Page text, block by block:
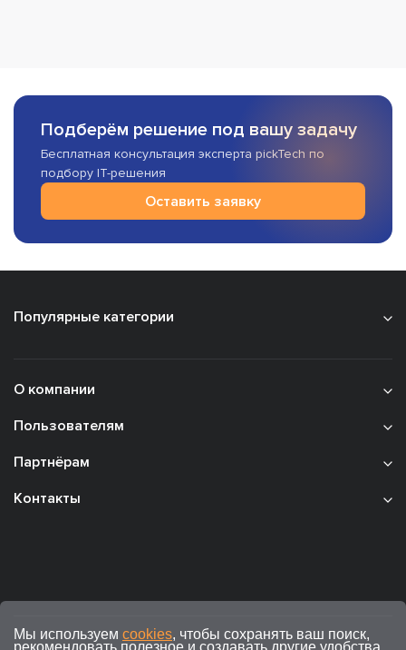
Подберём решение под вашу задачу
Бесплатная консультация эксперта pickTech по
подбору IT-решения
Оставить заявку
Популярные категории
О компании
Пользователям
Партнёрам
Контакты
Мы используем cookies, чтобы сохранять ваш поиск,
рекомендовать полезное и создавать другие удобства